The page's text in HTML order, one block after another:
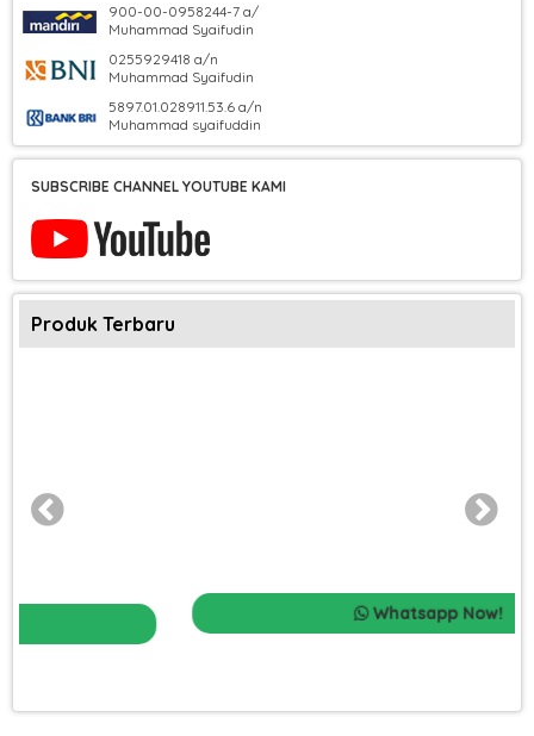
900-00-0958244-7 a/
Muhammad Syaifudin
0255929418 a/n
Muhammad Syaifudin
5897.01.028911.53.6 a/n
Muhammad syaifuddin
SUBSCRIBE CHANNEL YOUTUBE KAMI
Produk Terbaru
Whatsapp Now!